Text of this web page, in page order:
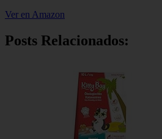
Ver en Amazon
Posts Relacionados: